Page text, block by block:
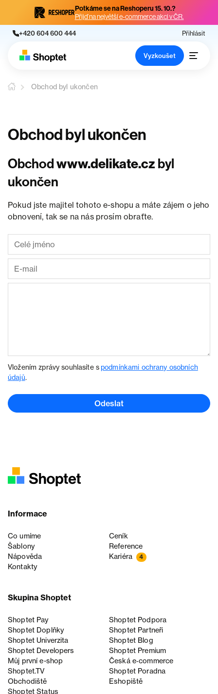
Potkáme se na Reshoperu 15. 10.?
Přijď na největší e-commerce akci v ČR.
+420 604 600 444 Přihlásit
Vyzkoušet
Obchod byl ukončen
Obchod byl ukončen
Obchodwww.delikate.cz byl
ukončen
Pokud jste majitel tohoto e-shopu a máte zájem o jeho
obnovení, tak se na nás prosím obraťte.
Vložením zprávy souhlasíte spodmínkami ochrany osobních
údajů.
Odeslat
Informace
Co umíme
Ceník
Šablony
Reference
Nápověda
Kariéra 4
Kontakty
Skupina Shoptet
Shoptet Pay
Shoptet Podpora
Shoptet Doplňky
Shoptet Partneři
Shoptet Univerzita
Shoptet Blog
Shoptet Developers
Shoptet Premium
Můj první e-shop
Česká e‑commerce
Shoptet.TV
Shoptet Poradna
Obchodiště
Eshopiště
Shoptet Status